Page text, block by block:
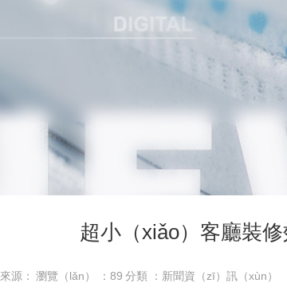
超小（xiǎo）客廳裝
來源： 瀏覽（lǎn） ： 89 分類 ：新聞資（zī）訊（xùn）